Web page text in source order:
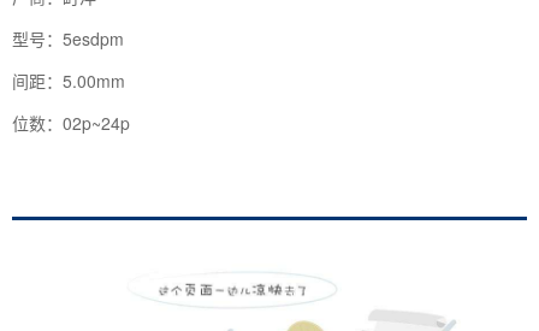
型号：5esdpm
间距：5.00mm
位数：02p~24p